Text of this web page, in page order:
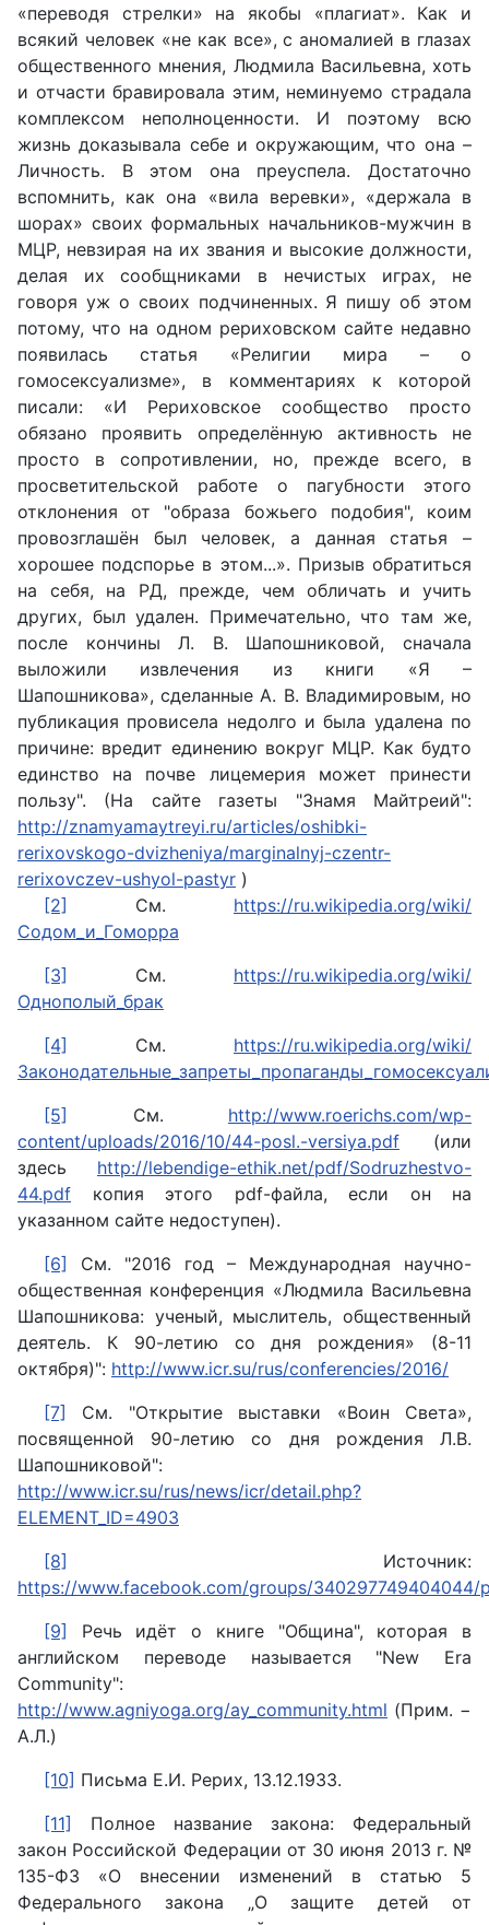
«переводя стрелки» на якобы «плагиат». Как и
всякий человек «не как все», с аномалией в глазах
общественного мнения, Людмила Васильевна, хоть
и отчасти бравировала этим, неминуемо страдала
комплексом неполноценности. И поэтому всю
жизнь доказывала себе и окружающим, что она –
Личность. В этом она преуспела. Достаточно
вспомнить, как она «вила веревки», «держала в
шорах» своих формальных начальников-мужчин в
МЦР, невзирая на их звания и высокие должности,
делая их сообщниками в нечистых играх, не
говоря уж о своих подчиненных. Я пишу об этом
потому, что на одном рериховском сайте недавно
появилась статья «Религии мира – о
гомосексуализме», в комментариях к которой
писали: «И Рериховское сообщество просто
обязано проявить определённую активность не
просто в сопротивлении, но, прежде всего, в
просветительской работе о пагубности этого
отклонения от "образа божьего подобия", коим
провозглашён был человек, а данная статья –
хорошее подспорье в этом...». Призыв обратиться
на себя, на РД, прежде, чем обличать и учить
других, был удален. Примечательно, что там же,
после кончины Л. В. Шапошниковой, сначала
выложили извлечения из книги «Я –
Шапошникова», сделанные А. В. Владимировым, но
публикация провисела недолго и была удалена по
причине: вредит единению вокруг МЦР. Как будто
единство на почве лицемерия может принести
пользу". (На сайте газеты "Знамя Майтреий":
http://znamyamaytreyi.ru/articles/oshibki-
rerixovskogo-dvizheniya/marginalnyj-czentr-
rerixovczev-ushyol-pastyr )
[2]
См. https://ru.wikipedia.org/wiki/
Содом_и_Гоморра
[3]
См. https://ru.wikipedia.org/wiki/
Однополый_брак
[4]
См. https://ru.wikipedia.org/wiki/
[5]
См. http://www.roerichs.com/wp-
content/uploads/2016/10/44-posl.-versiya.pdf (или
здесь http://lebendige-ethik.net/pdf/Sodruzhestvo-
44.pdf копия этого pdf-файла, если он на
указанном сайте недоступен).
[6]
См. "2016 год – Международная научно-
общественная конференция «Людмила Васильевна
Шапошникова: ученый, мыслитель, общественный
деятель. К 90-летию со дня рождения» (8-11
октября)": http://www.icr.su/rus/conferencies/2016/
[7]
См. "Открытие выставки «Воин Света»,
посвященной 90-летию со дня рождения Л.В.
Шапошниковой":
http://www.icr.su/rus/news/icr/detail.php?
ELEMENT_ID=4903
[8]
Источник:
https://www.facebook.com/groups/340297749404044/
[9]
Речь идёт о книге "Община", которая в
английском переводе называется "New Era
Community":
http://www.agniyoga.org/ay_community.html (Прим. −
А.Л.)
[10] Письма Е.И. Рерих, 13.12.1933.
[11]
Полное название закона: Федеральный
закон Российской Федерации от 30 июня 2013 г. №
135-ФЗ «О внесении изменений в статью 5
Федерального закона „О защите детей от